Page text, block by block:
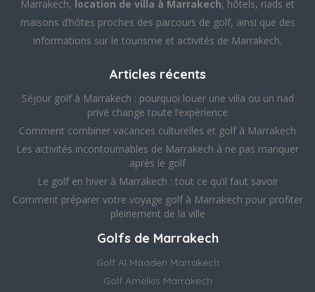
Marrakech, location de villa à Marrakech, hôtels, riads et
maisons d’hôtes proches des parcours de golf, ainsi que des
informations sur le tourisme et activités de Marrakech.
Articles récents
Séjour golf à Marrakech : pourquoi louer une villa ou un riad
privé change toute l’expérience
Comment combiner vacances culturelles et golf à Marrakech
Les activités incontournables de Marrakech à ne pas manquer
après le golf
Le golf en hiver à Marrakech : tout ce qu’il faut savoir
Comment préparer votre voyage golf à Marrakech pour profiter
pleinement de la ville
Golfs de Marrakech
Golf Al Maaden Marrakech
Golf Amelkis Marrakech